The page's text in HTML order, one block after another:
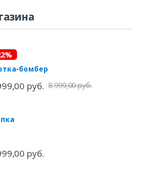
бомбер
руб. 8 999,00 руб.
руб.